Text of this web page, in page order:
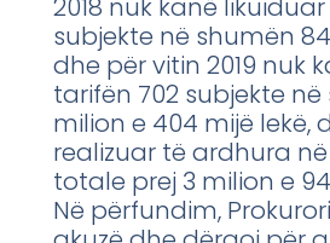
2018 nuk kanë
subjekte në shumën
dhe për vitin 2019 nuk
tarifën 702 subjekte në
milion e 404 mijë lekë,
realizuar të ardhura
totale prej 3 milion e
Në përfundim,